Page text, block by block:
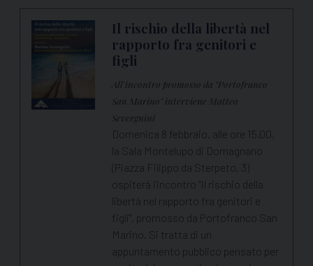
Il rischio della libertà nel
rapporto fra genitori e
figli
All'incontro promosso da "Portofranco
San Marino" interviene Matteo
Severgnini
Domenica 8 febbraio, alle ore 15.00,
la Sala Montelupo di Domagnano
(Piazza Filippo da Sterpeto, 3)
ospiterà l’incontro "Il rischio della
libertà nel rapporto fra genitori e
figli", promosso da Portofranco San
Marino. Si tratta di un
appuntamento pubblico pensato per